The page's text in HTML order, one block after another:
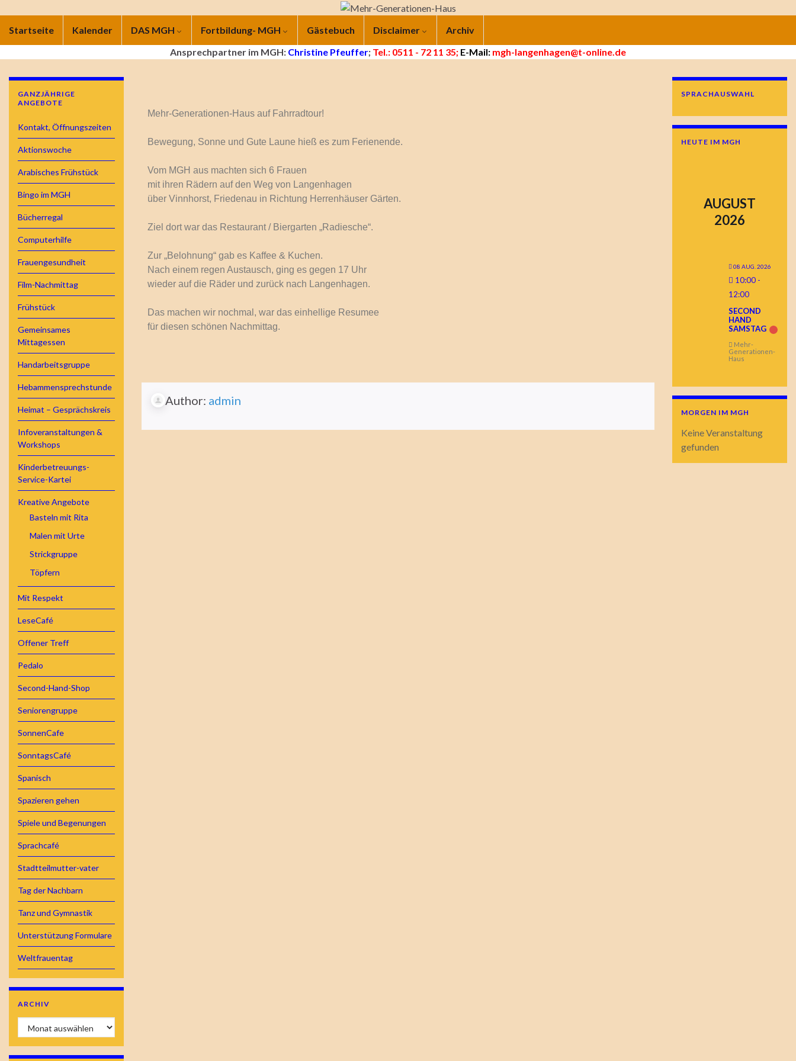
Startseite Kalender DAS MGH Fortbildung- MGH Gästebuch Disclaimer
Archiv
Ansprechpartner im MGH: Christine Pfeuffer; Tel.: 0511 - 72 11 35; E-Mail: mgh-langenhagen@t-online.de
GANZJÄHRIGE
ANGEBOTE
Kontakt, Öffnungszeiten
Aktionswoche
Arabisches Frühstück
Bingo im MGH
Bücherregal
Computerhilfe
Frauengesundheit
Film-Nachmittag
Frühstück
Gemeinsames
Mittagessen
Handarbeitsgruppe
Hebammensprechstunde
Heimat – Gesprächskreis
Infoveranstaltungen &
Workshops
Kinderbetreuungs-
Service-Kartei
Kreative Angebote
Basteln mit Rita
Malen mit Urte
Strickgruppe
Töpfern
Mit Respekt
LeseCafé
Offener Treff
Pedalo
Second-Hand-Shop
Seniorengruppe
SonnenCafe
SonntagsCafé
Spanisch
Spazieren gehen
Spiele und Begenungen
Sprachcafé
Stadtteilmutter-vater
Tag der Nachbarn
Tanz und Gymnastik
Unterstützung Formulare
Weltfrauentag
ARCHIV
Mehr-Generationen-Haus auf Fahrradtour!
Bewegung, Sonne und Gute Laune hieß es zum Ferienende.
Vom MGH aus machten sich 6 Frauen
mit ihren Rädern auf den Weg von Langenhagen
über Vinnhorst, Friedenau in Richtung Herrenhäuser Gärten.
Ziel dort war das Restaurant / Biergarten „Radiesche“.
Zur „Belohnung“ gab es Kaffee & Kuchen.
Nach einem regen Austausch, ging es gegen 17 Uhr
wieder auf die Räder und zurück nach Langenhagen.
Das machen wir nochmal, war das einhellige Resumee
für diesen schönen Nachmittag.
Author: admin
SPRACHAUSWAHL
HEUTE IM MGH
AUGUST
2026
08 AUG. 2026
10:00 -
12:00
SECOND
HAND
SAMSTAG
Mehr-
Generationen-
Haus
MORGEN IM MGH
Keine Veranstaltung
gefunden